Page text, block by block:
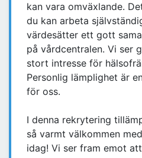
kan vara omväxlande.
du kan arbeta
värdesätter ett gott
på vårdcentralen. Vi ser
stort intresse för
Personlig lämplighet är
för oss.
I denna rekrytering
så varmt välkommen
idag! Vi ser fram emot